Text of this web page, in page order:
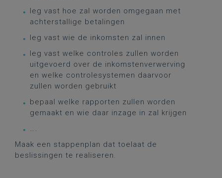
leg vast hoe zal worden omgegaan met
achterstallige betalingen
leg vast wie de inkomsten zal innen
leg vast welke controles zullen worden
uitgevoerd over de inkomstenverwerving
en welke controlesystemen daarvoor
zullen worden gebruikt
bepaal welke rapporten zullen worden
gemaakt en wie daar inzage in zal krijgen
….
Maak een stappenplan dat toelaat de
beslissingen te realiseren.